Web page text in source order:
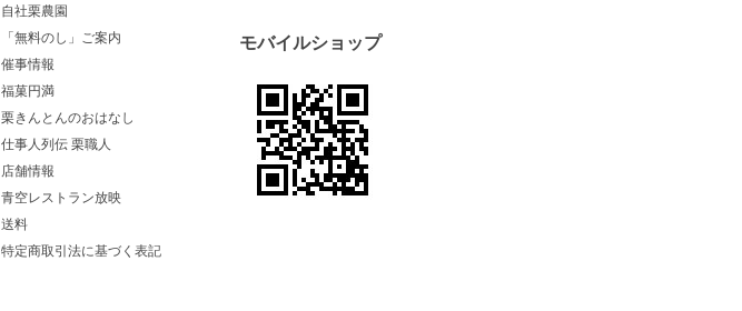
自社栗農園
「無料のし」ご案内
催事情報
福菓円満
栗きんとんのおはなし
仕事人列伝 栗職人
店舗情報
青空レストラン放映
送料
特定商取引法に基づく表記
モバイルショップ